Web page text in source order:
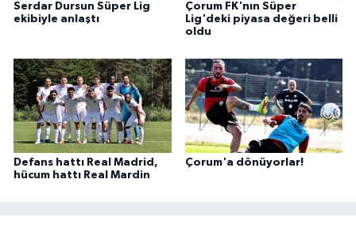
Serdar Dursun Süper Lig
ekibiyle anlaştı
Çorum FK'nın Süper
Lig'deki piyasa değeri belli
oldu
Defans hattı Real Madrid,
hücum hattı Real Mardin
Çorum'a dönüyorlar!